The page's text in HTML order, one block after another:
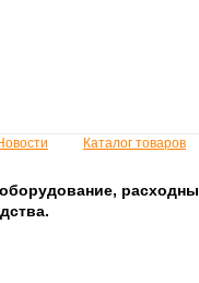
Каталог товаров